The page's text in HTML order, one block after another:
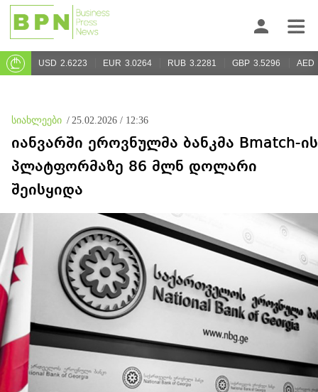
USD 2.6223 EUR 3.0264 RUB 3.2281 GBP 3.5296 AED
სიახლეები / 25.02.2026 / 12:36
იანვარში ეროვნულმა ბანკმა Bmatch-ის
პლატფორმაზე 86 მლნ დოლარი
შეისყიდა